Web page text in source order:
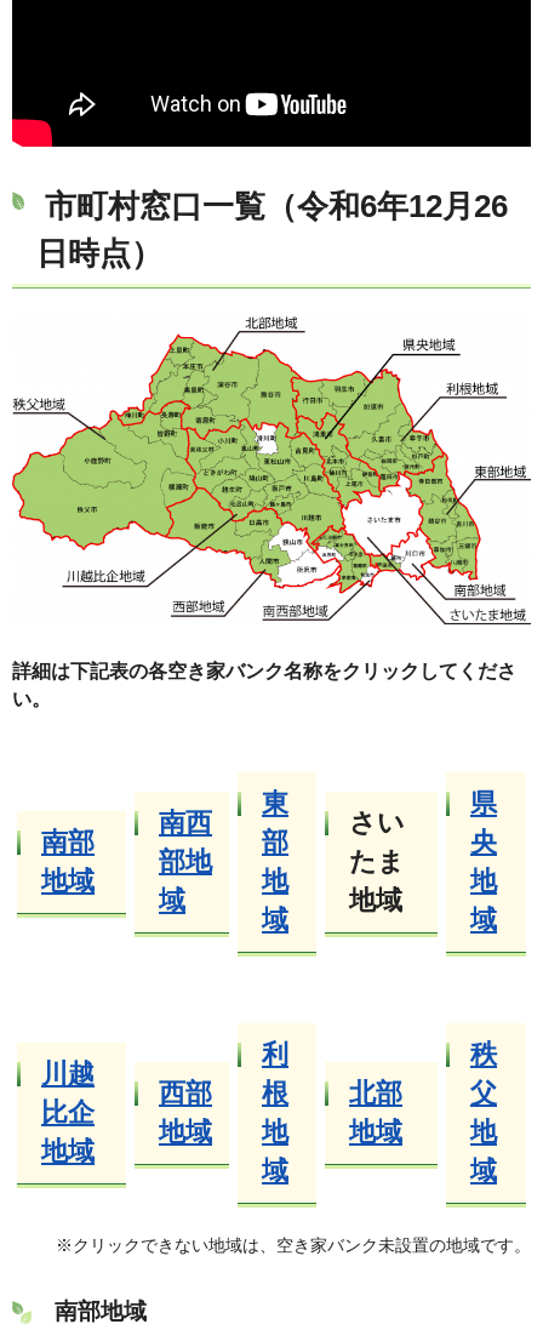
市町村窓口一覧（令和6年12月26
日時点）
詳細は下記表の各空き家バンク名称をクリックしてくださ
い。
南部
地域
南西
部地
域
東
部
地
域
さい
たま
地域
県
央
地
域
川越
比企
地域
西部
地域
利
根
地
域
北部
地域
秩
父
地
域
※クリックできない地域は、空き家バンク未設置の地域です。
南部地域